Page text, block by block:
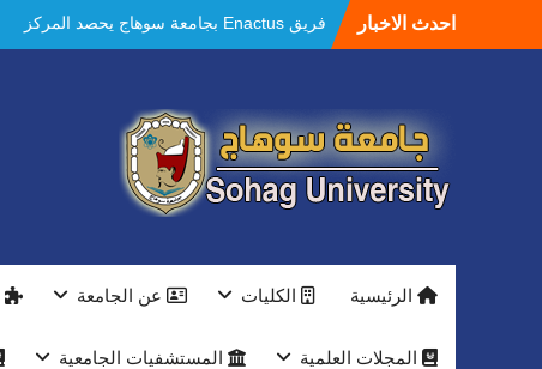
احدث الاخبار
مستشفيات سوهاج الجامعية تحقق إنجازًا طبيًا
جديدًا و تنجح في علاج 3 حالات أكالازيا بتقنية
التهنئة عقب توليه مهام منصبه ويشيد بجهود
رجال الشرطه
بجهاز ذكي لتوفير المياه ..جامعة سوهاج تشارك
بمعرض الاكاديمية العسكريه علي هامش
والخدمية بجامعة سوهاج الجديدة
فى أولى أيام المرحلة الأولى للتنسيق
الرئيسية الكليات عن الجامعة
المجلات العلمية المستشفيات الجامعية